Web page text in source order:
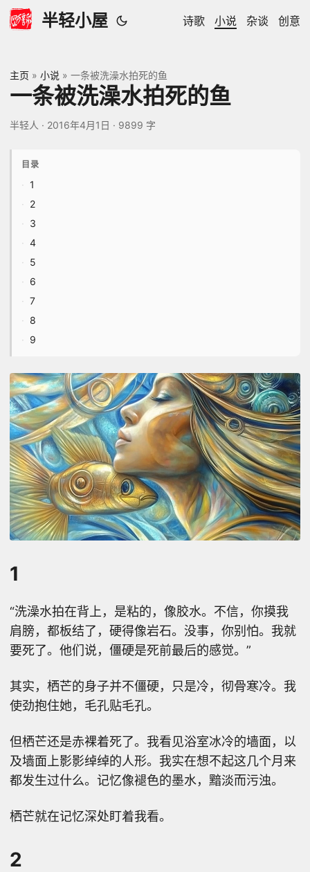
半轻小屋 诗歌 小说 杂谈 创意
主页 » 小说 » 一条被洗澡水拍死的鱼
一条被洗澡水拍死的鱼
半轻人 · 2016年4月1日 · 9899 字
目录
1
2
3
4
5
6
7
8
9
1
“洗澡水拍在背上，是粘的，像胶水。不信，你摸我
肩膀，都板结了，硬得像岩石。没事，你别怕。我就
要死了。他们说，僵硬是死前最后的感觉。”
其实，栖芒的身子并不僵硬，只是冷，彻骨寒冷。我
使劲抱住她，毛孔贴毛孔。
但栖芒还是赤裸着死了。我看见浴室冰冷的墙面，以
及墙面上影影绰绰的人形。我实在想不起这几个月来
都发生过什么。记忆像褪色的墨水，黯淡而污浊。
栖芒就在记忆深处盯着我看。
2